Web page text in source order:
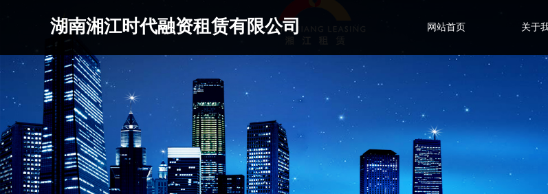
网站首页 关于
湖南湘江时代融资租赁有限公司